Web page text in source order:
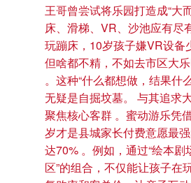
王哥曾尝试将乐园打造成“大
床、滑梯、VR、沙池应有尽
玩蹦床，10岁孩子嫌VR设备
但啥都不精，不如去市区大
。这种“什么都想做，结果什
无疑是自掘坟墓。 与其追求
聚焦核心客群 。蜜动游乐凭
岁才是县城家长付费意愿最
达70% 。例如，通过“绘本
区”的组合，不仅能让孩子在